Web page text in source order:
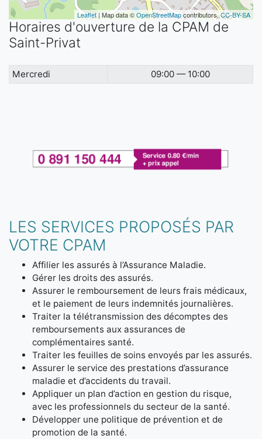
Leaflet| Map data ©OpenStreetMapcontributors,CC-BY-SA
Horaires d'ouverture de la CPAM de
Saint-Privat
Mercredi 09:00 — 10:00
LES SERVICES PROPOSÉS PAR
VOTRE CPAM
Affilier les assurés à l’Assurance Maladie.
Gérer les droits des assurés.
Assurer le remboursement de leurs frais médicaux,
et le paiement de leurs indemnités journalières.
Traiter la télétransmission des décomptes des
remboursements aux assurances de
complémentaires santé.
Traiter les feuilles de soins envoyés par les assurés.
Assurer le service des prestations d’assurance
maladie et d’accidents du travail.
Appliquer un plan d’action en gestion du risque,
avec les professionnels du secteur de la santé.
Développer une politique de prévention et de
promotion de la santé.